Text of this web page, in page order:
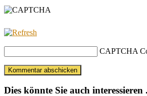
CAPTCHA
Dies könnte Sie auch interessieren